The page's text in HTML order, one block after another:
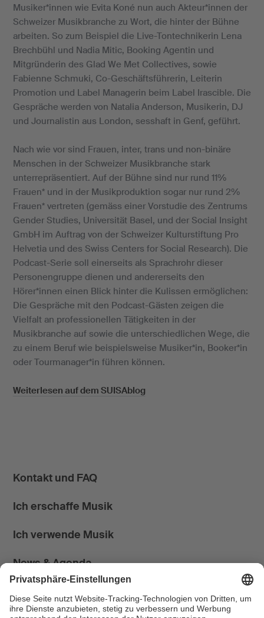
Musiker*innen wie Evita Koné nun auch Akteur*innen der
Schweizer Musikbranche zu Wort, die hinter der Bühne
arbeiten. So zum Beispiel die Live-Tontechnikerin Lena
Brechbühl und Nadia Mitic, Booking Agentin und
Mitgründerin des Glad We Met Collectives, sowie
Fabienne Schmuki, Co-Geschäftsführerin, Leiterin
Promotion und Label Managerin beim Label Irascible. Die
Gespräche werden von Natalia Anderson, Musikerin, DJ
und Journalistin aus London, sesshaft in Genf, geführt.
Nach wie vor sind Frauen, inter, trans und non-binäre
Menschen in der Schweizer Musikbranche stark
unterrepräsentiert. Auf der Bühne sind nur rund 11%
Frauen* und in der Musikproduktion sogar nur rund 2%
Frauen* vertreten (gemäss einer Vorstudie des Zentrums
Gender Studies, Universität Basel, und der Social Insight
GmbH im Auftrag von der Schweizer Kulturstiftung Pro
Helvetia und des Swiss Centers for Social Research). Die
Podcast-Serie soll einerseits als Sprachrohr dieser
Personengruppe dienen und andererseits den
Hörer*innen einen Blick hinter die Kulissen ermöglichen:
Die Gespräche mit den Podcast-Gästen zeigen die
Vielfalt an professionellen Tätigkeiten in der
Musikbranche auf sowie die unterschiedlichen Wege, die
zu einem Beruf wie beispielsweise Musiker*in, Booker*in
oder Tourmanager*in führen können.
Weiterlesen auf dem SUISAblog
Kontakt und FAQ
Ich erschaffe Musik
Ich verwende Musik
News & Agenda